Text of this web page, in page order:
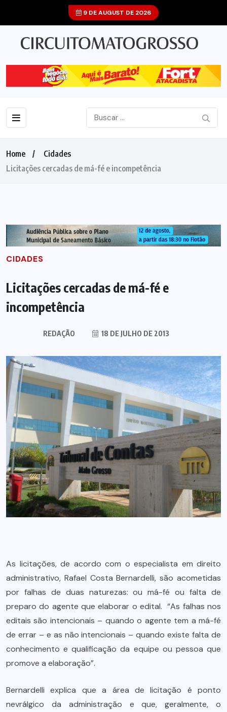
9 DE AUGUST DE 2026
Home
Cidades
Licitações cercadas de má-fé e incompetência
CIDADES
Licitações cercadas de má-fé e
incompetência
REDAÇÃO 18 DE JULHO DE 2013
As licitações, de acordo com o especialista em direito
administrativo, Rafael Costa Bernardelli, são acometidas
por falhas de duas naturezas: ou má-fé ou falta de
preparo do agente que elaborar o edital. “As falhas nos
editais são intencionais – quando o agente tem a má-fé
de errar – e as não intencionais – quando existe falta de
conhecimento e qualificação da equipe ou pessoa que
promove a elaboração”.
Bernardelli explica que a área de licitação é ponto
nevrálgico da administração e que, geralmente, o